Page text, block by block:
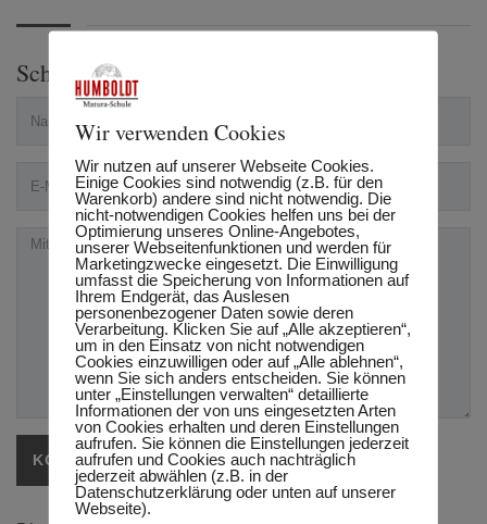
Schreibe einen Kommentar
Wir verwenden Cookies
Wir nutzen auf unserer Webseite Cookies.
Einige Cookies sind notwendig (z.B. für den
Warenkorb) andere sind nicht notwendig. Die
nicht-notwendigen Cookies helfen uns bei der
Optimierung unseres Online-Angebotes,
unserer Webseitenfunktionen und werden für
Marketingzwecke eingesetzt. Die Einwilligung
umfasst die Speicherung von Informationen auf
Ihrem Endgerät, das Auslesen
personenbezogener Daten sowie deren
Verarbeitung. Klicken Sie auf „Alle akzeptieren“,
um in den Einsatz von nicht notwendigen
Cookies einzuwilligen oder auf „Alle ablehnen“,
wenn Sie sich anders entscheiden. Sie können
unter „Einstellungen verwalten“ detaillierte
Informationen der von uns eingesetzten Arten
von Cookies erhalten und deren Einstellungen
aufrufen. Sie können die Einstellungen jederzeit
aufrufen und Cookies auch nachträglich
jederzeit abwählen (z.B. in der
Datenschutzerklärung oder unten auf unserer
Webseite).